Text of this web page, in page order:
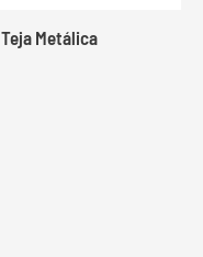
Teja Metálica